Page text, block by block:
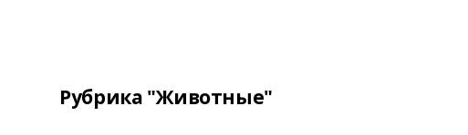
Рубрика "Животные"